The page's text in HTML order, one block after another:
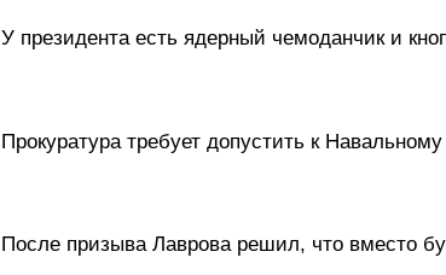
У президента есть ядерный чемоданчик и
Прокуратура требует допустить к
После призыва Лаврова решил, что вместо